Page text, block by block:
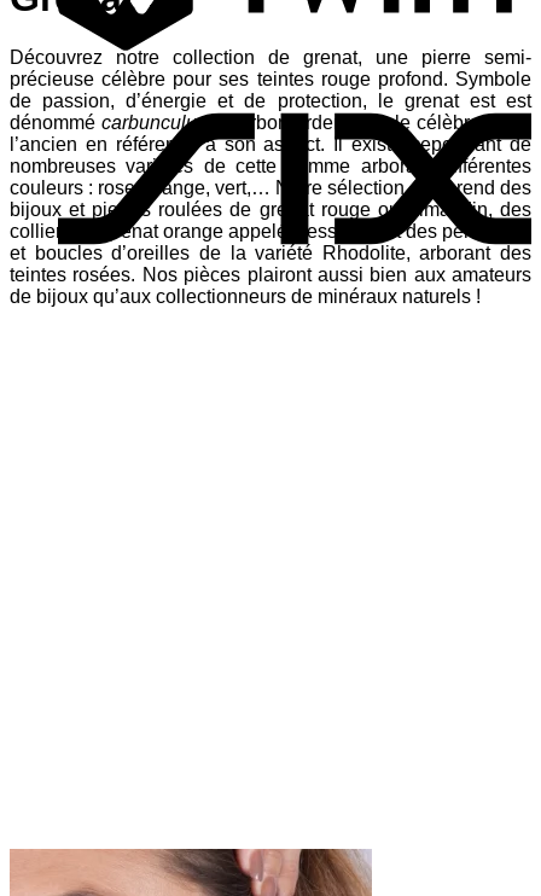
Découvrez notre collection de grenat, une pierre semi-
précieuse célèbre pour ses teintes rouge profond. Symbole
de passion, d’énergie et de protection, le grenat est est
dénommé carbunculus (charbon ardent) par le célèbre Pline
l’ancien en référence à son aspect. Il existe cependant de
nombreuses variétés de cette gemme arborant différentes
couleurs : rose, orange, vert,… Notre sélection comprend des
bijoux et pierres roulées de grenat rouge ou Almandin, des
colliers de grenat orange appelé Hessonite et des pendentifs
et boucles d’oreilles de la variété Rhodolite, arborant des
teintes rosées. Nos pièces plairont aussi bien aux amateurs
de bijoux qu’aux collectionneurs de minéraux naturels !